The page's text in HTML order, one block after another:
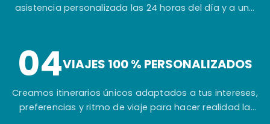
asistencia personalizada las 24 horas del día y a una
04VIAJES 100 % PERSONALIZADOS
Creamos itinerarios únicos adaptados a tus intereses,
preferencias y ritmo de viaje para hacer realidad la